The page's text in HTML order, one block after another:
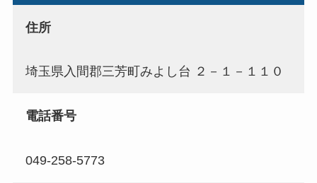
住所
埼玉県入間郡三芳町みよし台 ２－１－１１０
電話番号
049-258-5773